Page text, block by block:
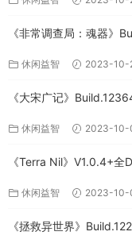
《非常调查局：魂器》
休闲益智 2023-10-
《大宋广记》
休闲益智 2023-10-
《Terra Nil》V1.0.4+
休闲益智 2023-10-
《拯救异世界》